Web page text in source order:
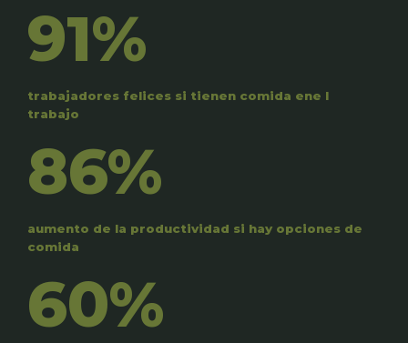
91%
trabajadores felices si tienen comida ene l
trabajo
86%
aumento de la productividad si hay opciones de
comida
60%